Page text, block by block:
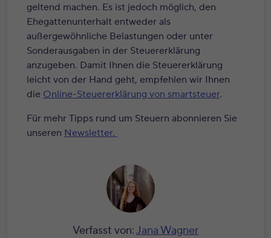
geltend machen. Es ist jedoch möglich, den
Ehegattenunterhalt entweder als
außergewöhnliche Belastungen oder unter
Sonderausgaben in der Steuererklärung
anzugeben. Damit Ihnen die Steuererklärung
leicht von der Hand geht, empfehlen wir Ihnen
die Online-Steuererklärung von smartsteuer.
Für mehr Tipps rund um Steuern abonnieren Sie
unseren Newsletter.
Verfasst von:Jana Wagner